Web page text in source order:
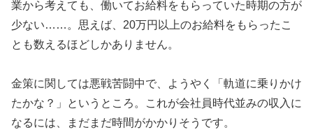
業から考えても、働いてお給料をもらっていた時期の方が
少ない……。思えば、20万円以上のお給料をもらったこ
とも数えるほどしかありません。
金策に関しては悪戦苦闘中で、ようやく「軌道に乗りかけ
たかな？」というところ。これが会社員時代並みの収入に
なるには、まだまだ時間がかかりそうです。